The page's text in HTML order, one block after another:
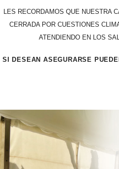
LES RECORDAMOS QUE NUESTRA
CERRADA POR CUESTIONES
ATENDIENDO EN LOS
SI DESEAN ASEGURARSE